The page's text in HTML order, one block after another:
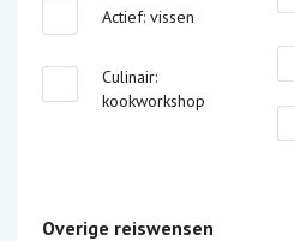
Actief: vissen
Culinair:
kookworkshop
Overige reiswensen